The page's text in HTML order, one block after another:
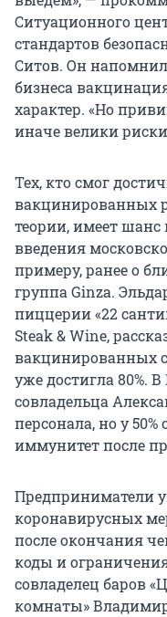
Ситуационного
стандартов
Ситов. Он
бизнеса
характер. «Но
иначе велики
Тех, кто смог
вакцинированных
теории, имеет шанс
введения
примеру, ранее о
группа Ginza.
пиццерии «22
Steak & Wine,
вакцинированных
уже достигла 80%.
совладельца
персонала, но у
иммунитет после
Предприниматели
коронавирусных
после окончания
коды и
совладелец баров
комнаты»